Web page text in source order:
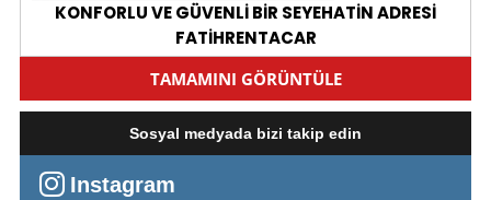
KONFORLU VE GÜVENLİ BİR SEYEHATİN ADRESİ
FATİHRENTACAR
Kiralama bedeli 1750 TL
Kocaeli, Gölcük
TAMAMINI GÖRÜNTÜLE
Sosyal medyada bizi takip edin
Instagram